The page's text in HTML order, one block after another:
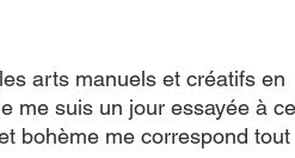
arts manuels et créatifs en
me suis un jour essayée à
bohème me correspond tout